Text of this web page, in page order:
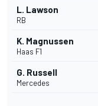
L. Lawson
RB
K. Magnussen
Haas F1
G. Russell
Mercedes